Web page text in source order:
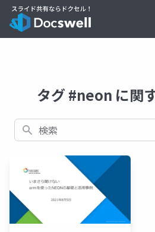
タグ #neon に関
検索